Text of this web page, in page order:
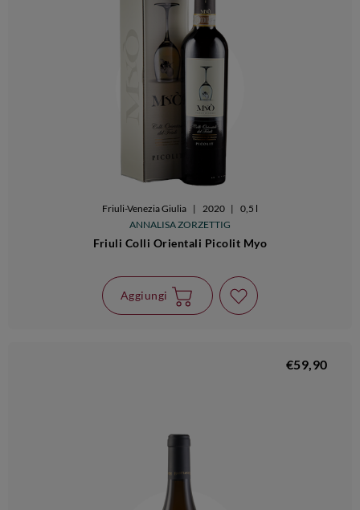
Friuli-Venezia Giulia | 2020 | 0,5 l
ANNALISA ZORZETTIG
Friuli Colli Orientali Picolit Myo
Aggiungi
€59,90